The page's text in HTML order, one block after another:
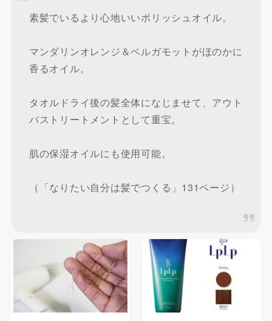
素髪でいるより心地いいポリッシュオイル。
マンダリンオレンジ＆ベルガモットがほのかに
香るオイル。
タオルドライ後の髪全体になじませて、アウト
バストリートメントとして重宝。
肌の保湿オイルにも使用可能。
（「なりたい自分は髪でつくる」131ページ）